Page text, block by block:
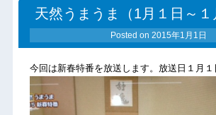
天然うまうま（1月１日～１
Posted on 2015年1月1日
今回は新春特番を放送します。放送日１月１